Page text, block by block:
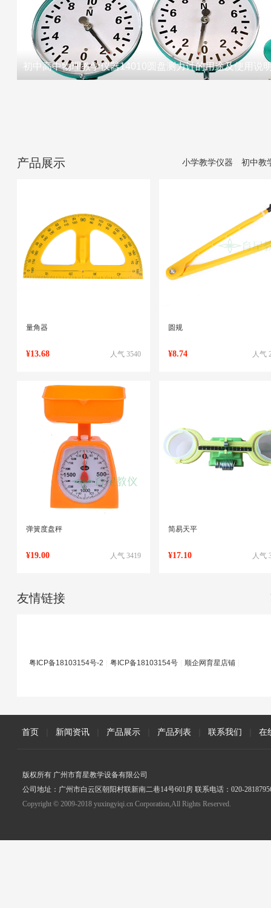
初中高中物理教学仪器14010圆盘测力计的用途及使用说
产品展示 小学教学仪器 初中教
量角器
人气 3540
¥13.68
圆规
人气
¥8.74
弹簧度盘秤
人气 3419
¥19.00
简易天平
人气
¥17.10
友情链接
粤ICP备18103154号-2 粤ICP备18103154号 顺企网育星店铺
首页 新闻资讯 产品展示 产品列表 联系我们 在
版权所有 广州市育星教学设备有限公司
公司地址：广州市白云区朝阳村联新南二巷14号601房 联系电话：020-
Copyright © 2009-2018 yuxingyiqi.cn Corporation,All Rights Reserved.